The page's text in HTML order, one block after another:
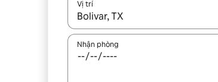
Vị trí
Khi có kết quả, hãy điều hướng
Nhận phòng